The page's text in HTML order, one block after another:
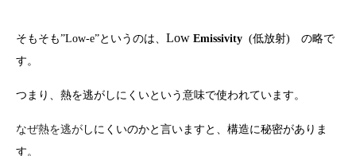
そもそも”Low-e”というのは、 Low Emissivity (低放射) の略で
す。
つまり、熱を逃がしにくいという意味で使われています。
なぜ熱を逃が しにくいのかと言いますと、構造に秘密がありま
す。